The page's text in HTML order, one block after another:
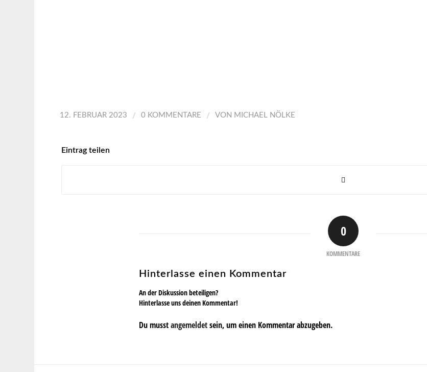
12. FEBRUAR 2023 / 0 KOMMENTARE / VON MICHAEL NÖLKE
Eintrag teilen
0
KOMMENTARE
Hinterlasse einen Kommentar
An der Diskussion beteiligen?
Hinterlasse uns deinen Kommentar!
Du musstangemeldetsein, um einen Kommentar abzugeben.